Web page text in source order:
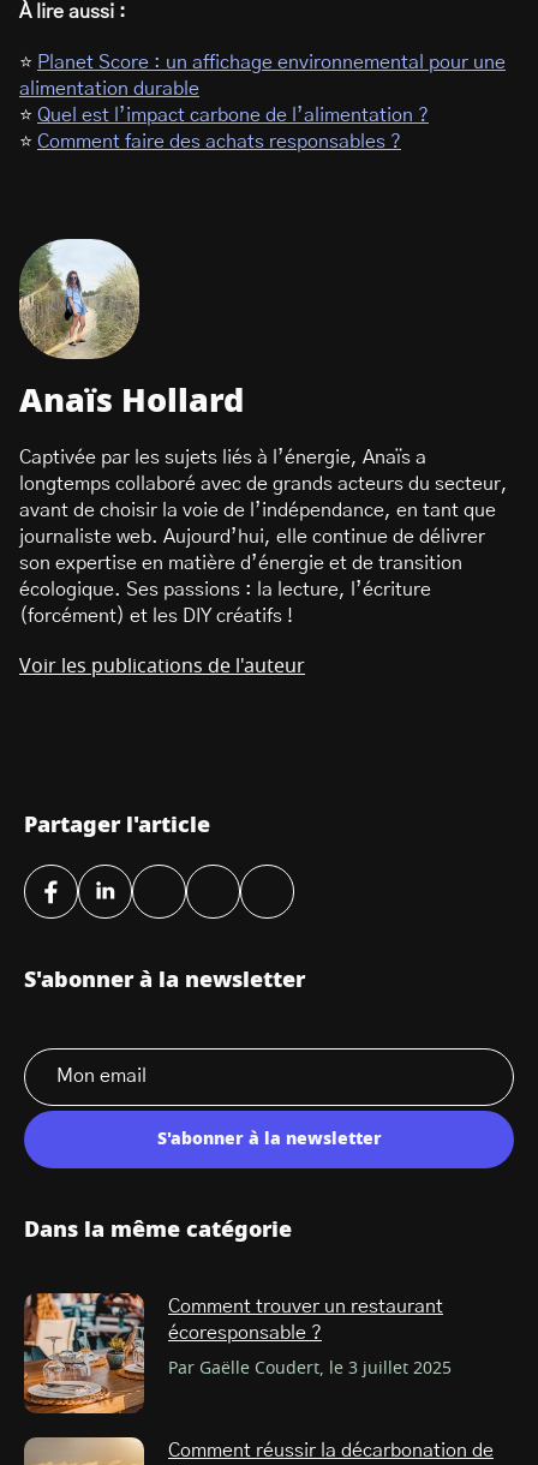
À lire aussi :
⭐ Planet Score : un affichage environnemental pour une
alimentation durable
⭐ Quel est l’impact carbone de l’alimentation ?
⭐ Comment faire des achats responsables ?
Anaïs Hollard
Captivée par les sujets liés à l’énergie, Anaïs a
longtemps collaboré avec de grands acteurs du secteur,
avant de choisir la voie de l’indépendance, en tant que
journaliste web. Aujourd’hui, elle continue de délivrer
son expertise en matière d’énergie et de transition
écologique. Ses passions : la lecture, l’écriture
(forcément) et les DIY créatifs !
Voir les publications de l'auteur
Partager l'article
S'abonner à la newsletter
S'abonner à la newsletter
Dans la même catégorie
Comment trouver un restaurant
écoresponsable ?
Par Gaëlle Coudert, le 3 juillet 2025
Comment réussir la décarbonation de